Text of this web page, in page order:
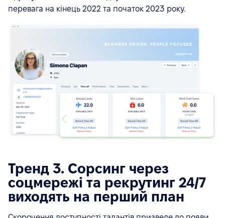
перевага на кінець 2022 та початок 2023 року.
Тренд 3. Сорсинг через
соцмережі та рекрутинг 24/7
виходять на перший план